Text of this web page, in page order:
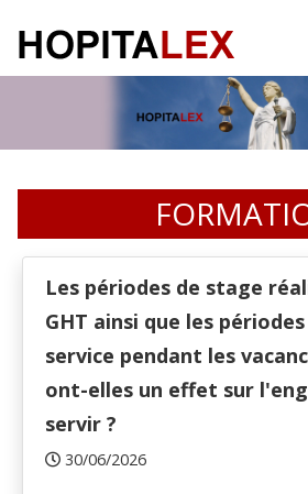
Les périodes de stage
GHT ainsi que les
service pendant les
ont-elles un effet sur
servir ?
30/06/2026